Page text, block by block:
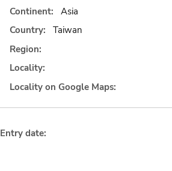
Continent:
Asia
Country:
Taiwan
Region:
Locality:
Locality on Google Maps:
Entry date: